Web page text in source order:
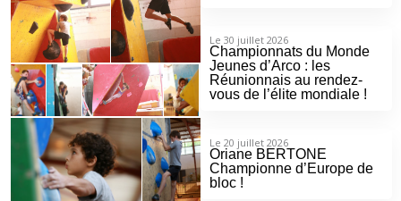
Le 30 juillet 2026
Championnats du Monde
Jeunes d’Arco : les
Réunionnais au rendez-
vous de l’élite mondiale !
Le 20 juillet 2026
Oriane BERTONE
Championne d’Europe de
bloc !